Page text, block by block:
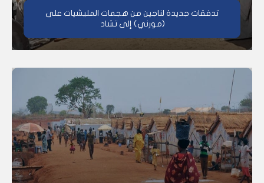
تدفقات جديدة لناجين من هجمات المليشيات على
(مورني) إلى تشاد